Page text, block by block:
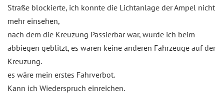
Straße blockierte, ich konnte die Lichtanlage der Ampel nicht
mehr einsehen,
nach dem die Kreuzung Passierbar war, wurde ich beim
abbiegen geblitzt, es waren keine anderen Fahrzeuge auf der
Kreuzung.
es wäre mein erstes Fahrverbot.
Kann ich Wiederspruch einreichen.